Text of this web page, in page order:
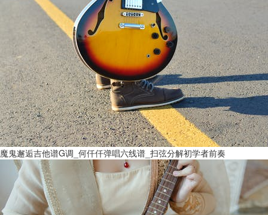
魔鬼邂逅吉他谱G调_何仟仟弹唱六线谱_扫弦分解初学者前奏